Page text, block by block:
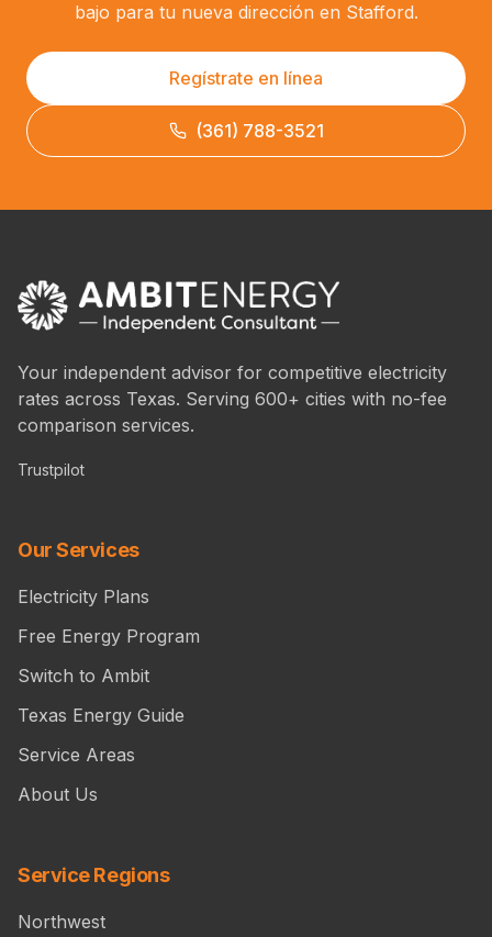
bajo para tu nueva dirección en Stafford.
Regístrate en línea
(361) 788-3521
Your independent advisor for competitive electricity
rates across Texas. Serving 600+ cities with no-fee
comparison services.
Trustpilot
Our Services
Electricity Plans
Free Energy Program
Switch to Ambit
Texas Energy Guide
Service Areas
About Us
Service Regions
Northwest